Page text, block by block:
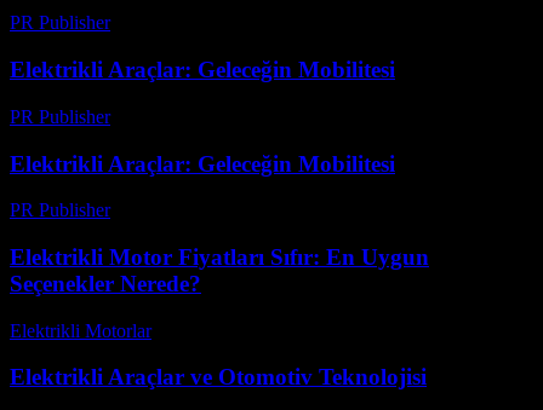
PR Publisher-
Elektrikli Araçlar: Geleceğin Mobilitesi
PR Publisher-
Elektrikli Araçlar: Geleceğin Mobilitesi
PR Publisher-
Elektrikli Motor Fiyatları Sıfır: En Uygun
Seçenekler Nerede?
Elektrikli Motorlar-
Elektrikli Araçlar ve Otomotiv Teknolojisi